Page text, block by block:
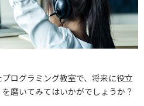
ログラミング教室で、将来に役立
磨いてみてはいかがでしょうか？